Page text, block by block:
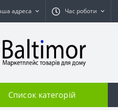
адреса Час роботи
Список категорій